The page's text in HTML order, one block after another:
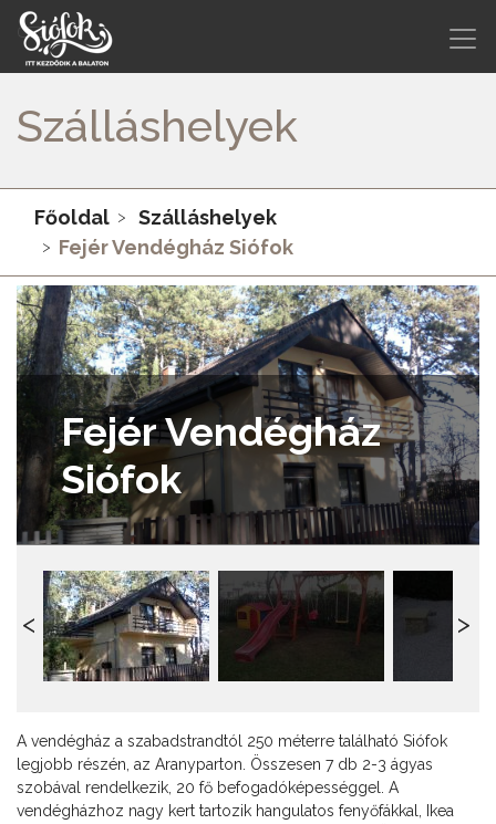
Szálláshelyek
Főoldal
Szálláshelyek
Fejér Vendégház Siófok
Fejér Vendégház
Siófok
A vendégház a szabadstrandtól 250 méterre található Siófok
legjobb részén, az Aranyparton. Összesen 7 db 2-3 ágyas
szobával rendelkezik, 20 fő befogadóképességgel. A
vendégházhoz nagy kert tartozik hangulatos fenyőfákkal, Ikea